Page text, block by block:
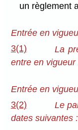
un règlement
Entrée en
3(1)
La
entre en
Entrée en
3(2)
Le
dates suivantes :